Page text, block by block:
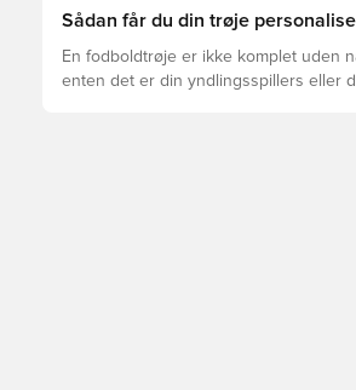
Sådan får du din trøje
En fodboldtrøje er ikke komplet uden
enten det er din yndlingsspillers eller